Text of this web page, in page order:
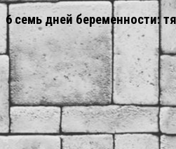
6 семь дней беременности: